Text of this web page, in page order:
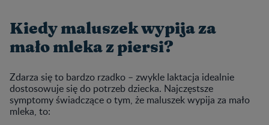
Kiedy maluszek wypija za
mało mleka z piersi?
Zdarza się to bardzo rzadko – zwykle laktacja idealnie
dostosowuje się do potrzeb dziecka. Najczęstsze
symptomy świadczące o tym, że maluszek wypija za mało
mleka, to: